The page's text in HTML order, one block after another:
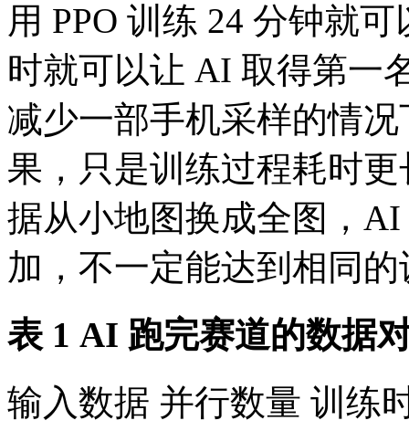
用 PPO 训练 24 分钟就
时就可以让 AI 取得第一
减少一部手机采样的情
果，只是训练过程耗时
据从小地图换成全图，
加，不一定能达到相同
表 1 AI 跑完赛道的数据
输入数据 并行数量 训练